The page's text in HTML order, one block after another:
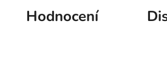
Hodnocení